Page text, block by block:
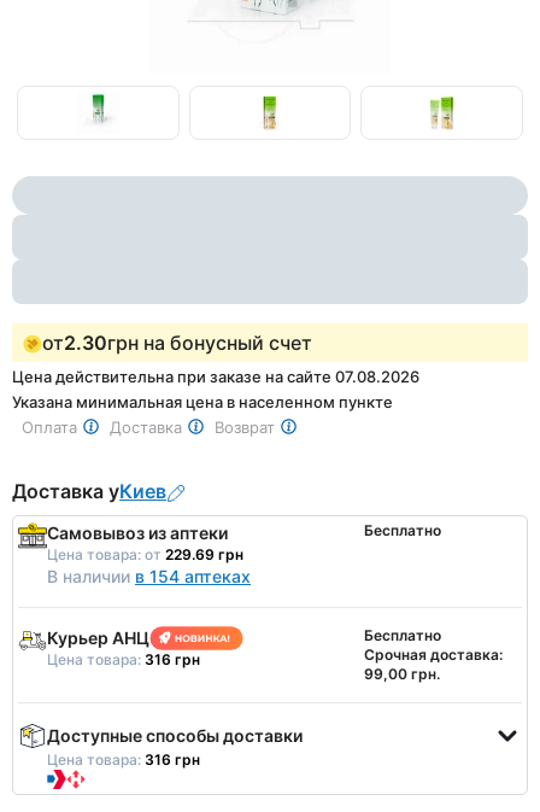
Item
of
1
of
от2.30грн на бонусный счет
Цена действительна при заказе на сайте 07.08.2026
Указана минимальная цена в населенном пункте
Оплата
Доставка Возврат
Доставка уКиев
Самовывоз из аптеки
Цена товара: от 229.69 грн
В наличии в 154 аптеках
Бесплатно
Курьер АНЦ
Цена товара: 316 грн
Бесплатно
Срочная доставка:
99,00 грн.
Доступные способы доставки
Цена товара: 316 грн